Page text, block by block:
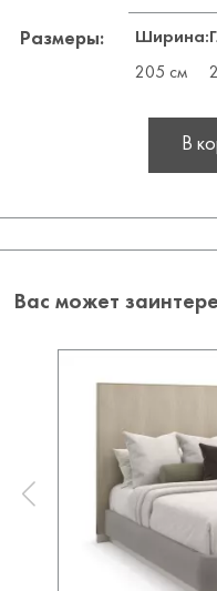
Размеры:
Ширина:
205 см
В
Вас может